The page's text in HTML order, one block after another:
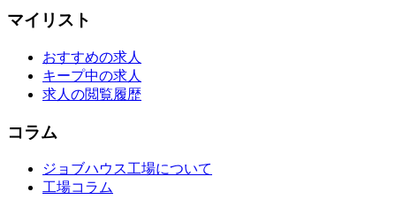
マイリスト
おすすめの求人
キープ中の求人
求人の閲覧履歴
コラム
ジョブハウス工場について
工場コラム